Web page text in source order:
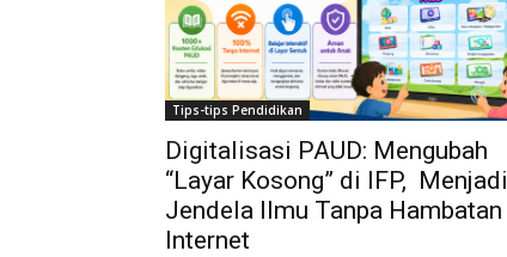
Tips-tips Pendidikan
Digitalisasi PAUD: Mengubah
“Layar Kosong” di IFP, Menjadi
Jendela Ilmu Tanpa Hambatan
Internet